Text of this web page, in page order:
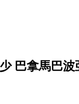
巴拿馬巴波